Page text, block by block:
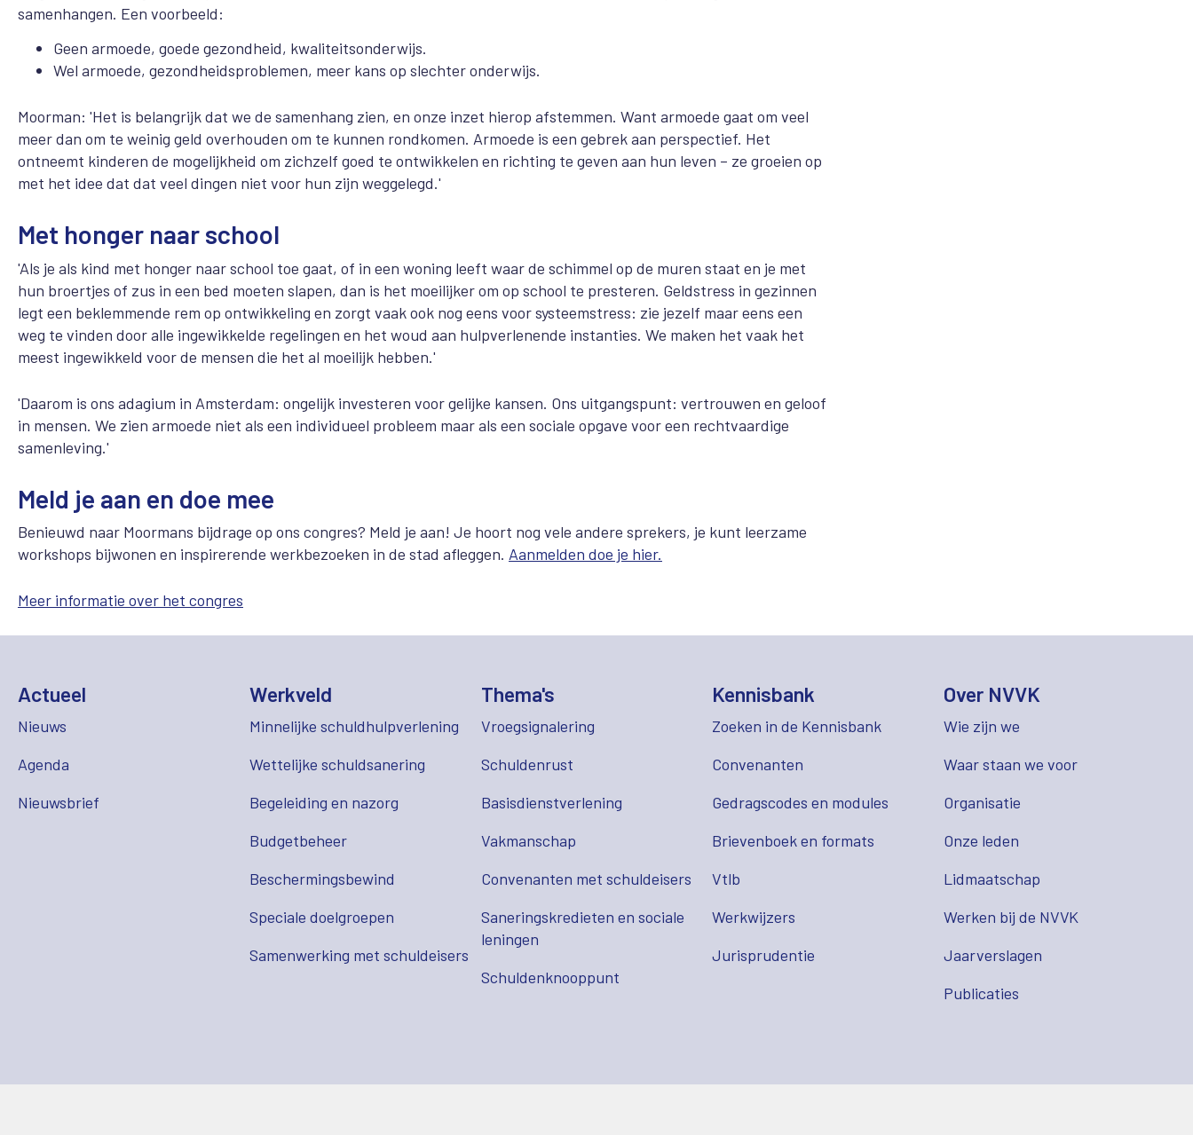
samenhangen. Een voorbeeld:
Geen armoede, goede gezondheid, kwaliteitsonderwijs.
Wel armoede, gezondheidsproblemen, meer kans op slechter onderwijs.
Moorman: 'Het is belangrijk dat we de samenhang zien, en onze inzet hierop afstemmen. Want armoede gaat om veel
meer dan om te weinig geld overhouden om te kunnen rondkomen. Armoede is een gebrek aan perspectief. Het
ontneemt kinderen de mogelijkheid om zichzelf goed te ontwikkelen en richting te geven aan hun leven – ze groeien op
met het idee dat dat veel dingen niet voor hun zijn weggelegd.'
Met honger naar school
'Als je als kind met honger naar school toe gaat, of in een woning leeft waar de schimmel op de muren staat en je met
hun broertjes of zus in een bed moeten slapen, dan is het moeilijker om op school te presteren. Geldstress in gezinnen
legt een beklemmende rem op ontwikkeling en zorgt vaak ook nog eens voor systeemstress: zie jezelf maar eens een
weg te vinden door alle ingewikkelde regelingen en het woud aan hulpverlenende instanties. We maken het vaak het
meest ingewikkeld voor de mensen die het al moeilijk hebben.'
'Daarom is ons adagium in Amsterdam: ongelijk investeren voor gelijke kansen. Ons uitgangspunt: vertrouwen en geloof
in mensen. We zien armoede niet als een individueel probleem maar als een sociale opgave voor een rechtvaardige
samenleving.'
Meld je aan en doe mee
Benieuwd naar Moormans bijdrage op ons congres? Meld je aan! Je hoort nog vele andere sprekers, je kunt leerzame
workshops bijwonen en inspirerende werkbezoeken in de stad afleggen. Aanmelden doe je hier.
Meer informatie over het congres
Actueel
Nieuws
Agenda
Nieuwsbrief
Werkveld
Minnelijke schuldhulpverlening
Wettelijke schuldsanering
Begeleiding en nazorg
Budgetbeheer
Beschermingsbewind
Speciale doelgroepen
Samenwerking met schuldeisers
Thema's
Vroegsignalering
Schuldenrust
Basisdienstverlening
Vakmanschap
Convenanten met schuldeisers
Saneringskredieten en sociale
leningen
Schuldenknooppunt
Kennisbank
Zoeken in de Kennisbank
Convenanten
Gedragscodes en modules
Brievenboek en formats
Vtlb
Werkwijzers
Jurisprudentie
Over NVVK
Wie zijn we
Waar staan we voor
Organisatie
Onze leden
Lidmaatschap
Werken bij de NVVK
Jaarverslagen
Publicaties